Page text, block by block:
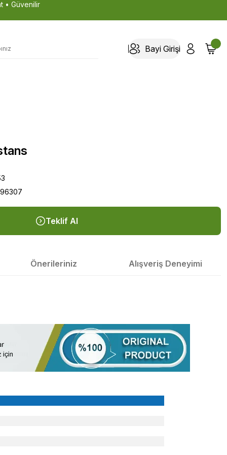
• Güvenilir
Bayi Girişi
Teklif Al
Önerileriniz Alışveriş Deneyimi